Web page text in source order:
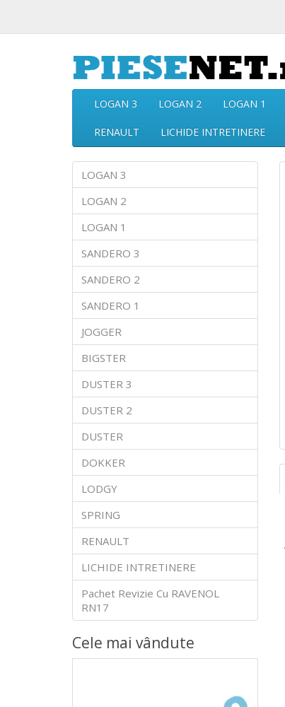
LOGAN 3 LOGAN 2 LOGAN 1
RENAULT LICHIDE INTRETINERE
LOGAN 3
LOGAN 2
LOGAN 1
SANDERO 3
SANDERO 2
SANDERO 1
JOGGER
BIGSTER
DUSTER 3
DUSTER 2
DUSTER
DOKKER
LODGY
SPRING
RENAULT
LICHIDE INTRETINERE
Pachet Revizie Cu RAVENOL
RN17
Cele mai vândute